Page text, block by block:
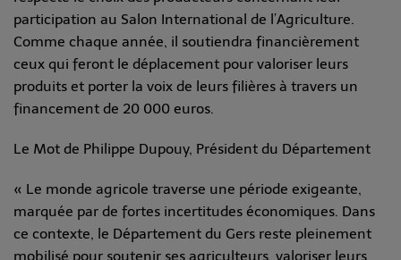
participation au Salon International de l’Agriculture.
Comme chaque année, il soutiendra financièrement
ceux qui feront le déplacement pour valoriser leurs
produits et porter la voix de leurs filières à travers un
financement de 20 000 euros.
Le Mot de Philippe Dupouy, Président du Département
« Le monde agricole traverse une période exigeante,
marquée par de fortes incertitudes économiques. Dans
ce contexte, le Département du Gers reste pleinement
mobilisé pour soutenir ses agriculteurs, valoriser leurs